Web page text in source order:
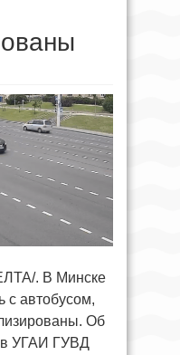
. В Минске
с автобусом,
Об
УГАИ ГУВД